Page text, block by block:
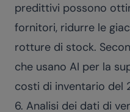
predittivi possono
fornitori, ridurre le
rotture di stock.
che usano AI per la
costi di inventario del
6. Analisi dei dati di